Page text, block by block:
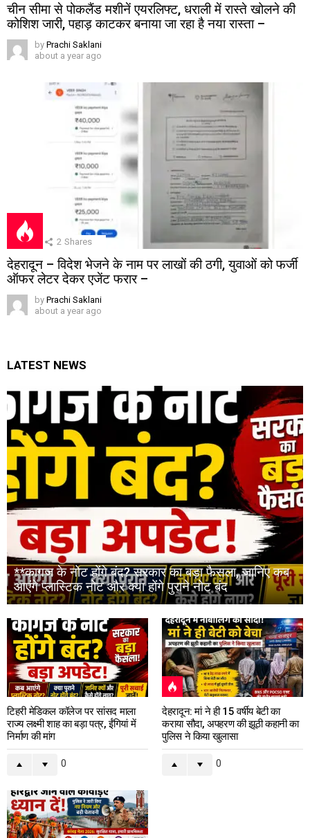
चीन सीमा से पोकलैंड मशीनें एयरलिफ्ट, धराली में रास्ते खोलने की
कोशिश जारी, पहाड़ काटकर बनाया जा रहा है नया रास्ता –
by Prachi Saklani
about a year ago
2 Shares
देहरादून – विदेश भेजने के नाम पर लाखों की ठगी, युवाओं को फर्जी
ऑफर लेटर देकर एजेंट फरार –
by Prachi Saklani
about a year ago
LATEST NEWS
**कागज के नोट होंगे बंद? सरकार का बड़ा फैसला, जानिए कब
आएंगे प्लास्टिक नोट और क्या होंगे पुराने नोट बंद
टिहरी मेडिकल कॉलेज पर सांसद माला
राज्य लक्ष्मी शाह का बड़ा पत्र, ईंगियां में
निर्माण की मांग
0
देहरादून: मां ने ही 15 वर्षीय बेटी का
कराया सौदा, अपहरण की झूठी कहानी का
पुलिस ने किया खुलासा
0